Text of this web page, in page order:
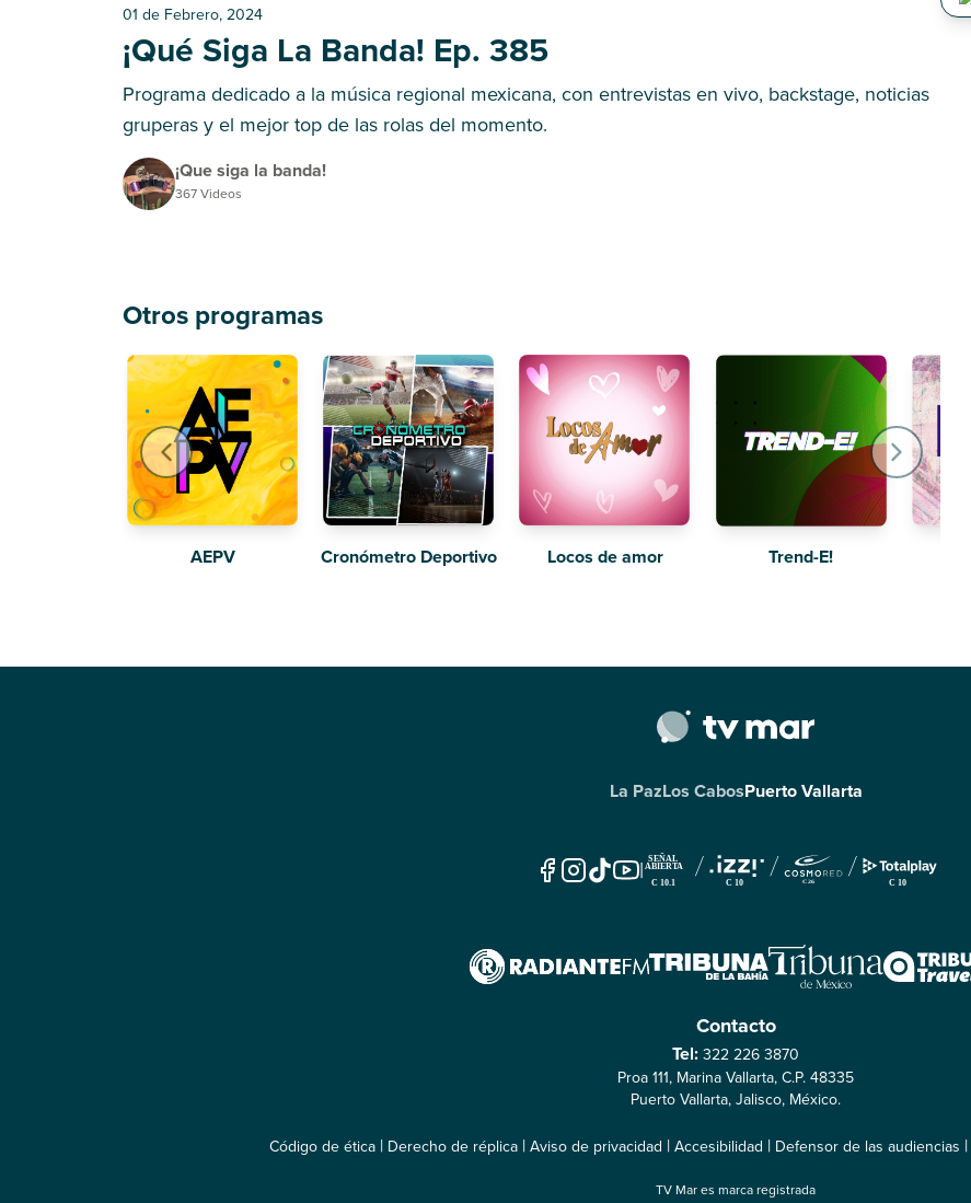
01 de Febrero, 2024
¡Qué Siga La Banda! Ep. 385
Programa dedicado a la música regional mexicana, con entrevistas en vivo, backstage, noticias
gruperas y el mejor top de las rolas del momento.
¡Que siga la banda!
367 Videos
Otros programas
AEPV Cronómetro Deportivo Locos de amor Trend-E!
La PazLos CabosPuerto Vallarta
|
Contacto
Tel:322 226 3870
Proa 111, Marina Vallarta, C.P. 48335
Puerto Vallarta, Jalisco, México.
Código de ética| Derecho de réplica|Aviso de privacidad |Accesibilidad | Defensor de las audiencias |
TV Mar es marca registrada